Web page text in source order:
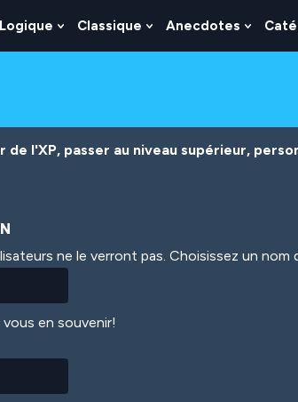
Logique
Show
Submenu
Classique
Show
Submenu
Anecdotes
Show
de l'XP, passer au niveau supérieur,
ne le verront pas. Choisissez un
en souvenir!